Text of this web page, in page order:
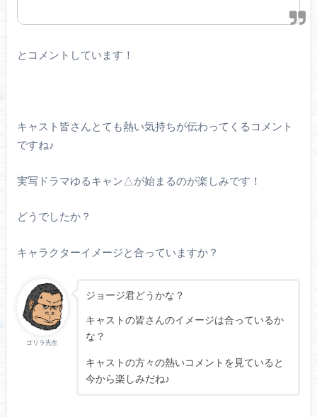
とコメントしています！
キャスト皆さんとても熱い気持ちが伝わってくるコメント
ですね♪
実写ドラマゆるキャン△が始まるのが楽しみです！
どうでしたか？
キャラクターイメージと合っていますか？
ゴリラ先生
ジョージ君どうかな？
キャストの皆さんのイメージは合っているか
な？
キャストの方々の熱いコメントを見ていると
今から楽しみだね♪